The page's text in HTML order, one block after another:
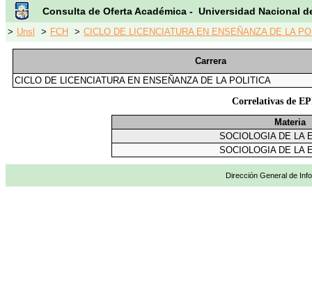
Consulta de Oferta Académica - Universidad Nacional
> Unsl > FCH > CICLO DE LICENCIATURA EN ENSEÑANZA DE LA
Carrera
CICLO DE LICENCIATURA EN ENSEÑANZA DE LA POLITICA
Correlativas de
Materia
SOCIOLOGIA DE LA
SOCIOLOGIA DE LA
Dirección General de